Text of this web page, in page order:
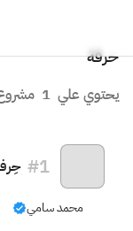
حرفة
يحتوي علي 1
#1
محمد سامي